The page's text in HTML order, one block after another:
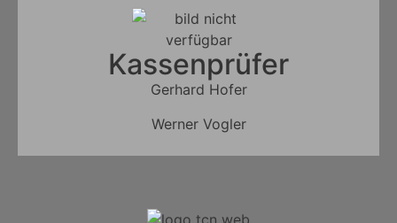
Kassenprüfer
Gerhard Hofer
Werner Vogler